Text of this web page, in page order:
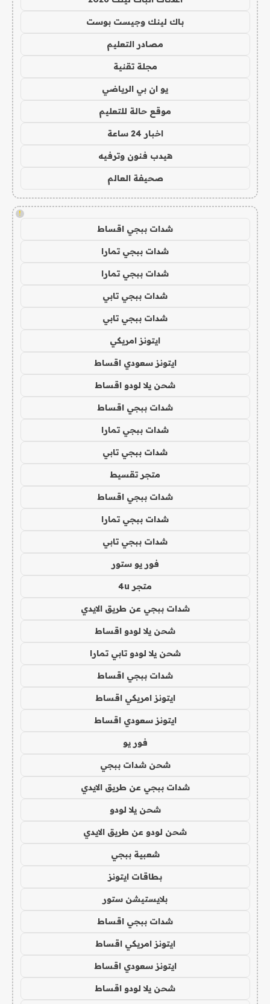
باك لينك وجيست بوست
مصادر التعليم
مجلة تقنية
يو ان بي الرياضي
موقع حالة للتعليم
اخبار 24 ساعة
هيدب فنون وترفيه
صحيفة العالم
!
شدات ببجي اقساط
شدات ببجي تمارا
شدات ببجي تمارا
شدات ببجي تابي
شدات ببجي تابي
ايتونز امريكي
ايتونز سعودي اقساط
شحن يلا لودو اقساط
شدات ببجي اقساط
شدات ببجي تمارا
شدات ببجي تابي
متجر تقسيط
شدات ببجي اقساط
شدات ببجي تمارا
شدات ببجي تابي
فور يو ستور
متجر 4u
شدات ببجي عن طريق الايدي
شحن يلا لودو اقساط
شحن يلا لودو تابي تمارا
شدات ببجي اقساط
ايتونز امريكي اقساط
ايتونز سعودي اقساط
فور يو
شحن شدات ببجي
شدات ببجي عن طريق الايدي
شحن يلا لودو
شحن لودو عن طريق الايدي
شعبية ببجي
بطاقات ايتونز
بلايستيشن ستور
شدات ببجي اقساط
ايتونز امريكي اقساط
ايتونز سعودي اقساط
شحن يلا لودو اقساط